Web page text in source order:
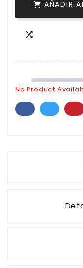
 AÑADIR

No Product